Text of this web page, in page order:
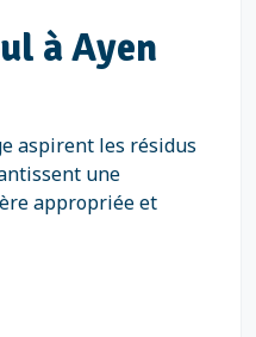
à Ayen
aspirent les résidus
une
appropriée et